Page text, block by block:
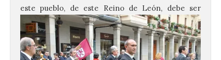
estepueblo, de este Reino de León, debe ser